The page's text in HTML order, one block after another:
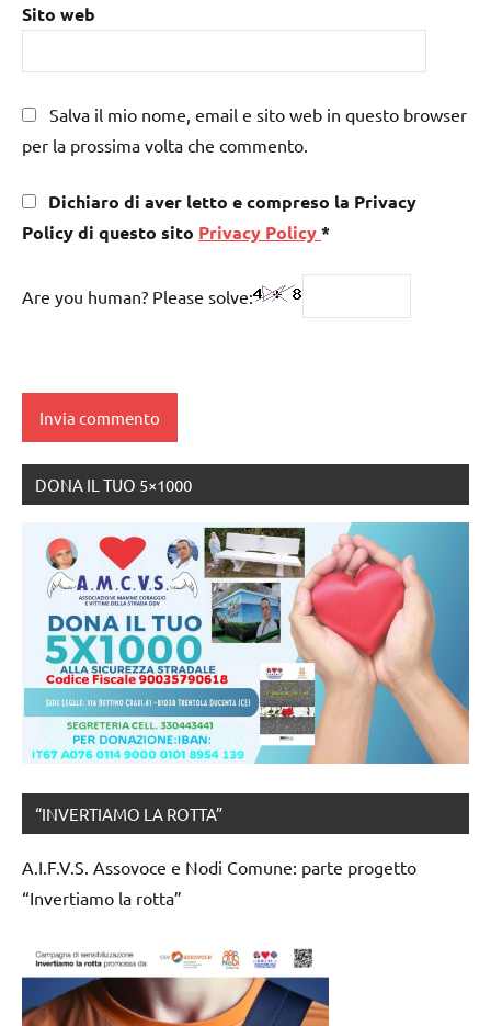
Sito web
Salva il mio nome, email e sito web in questo browser
per la prossima volta che commento.
Dichiaro di aver letto e compreso la Privacy
Policy di questo sito Privacy Policy*
Are you human? Please solve:
DONA IL TUO 5×1000
“INVERTIAMO LA ROTTA”
A.I.F.V.S. Assovoce e Nodi Comune: parte progetto
“Invertiamo la rotta”